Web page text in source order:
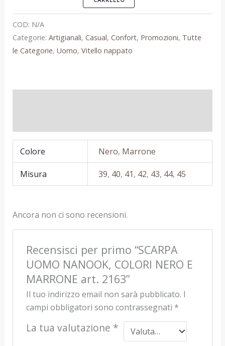
COD: N/A
Categorie: Artigianali, Casual, Confort, Promozioni, Tutte
le Categorie, Uomo, Vitello nappato
Colore Nero, Marrone
Misura 39, 40, 41, 42, 43, 44, 45
Ancora non ci sono recensioni.
Recensisci per primo “SCARPA
UOMO NANOOK, COLORI NERO E
MARRONE art. 2163”
Il tuo indirizzo email non sarà pubblicato. I
campi obbligatori sono contrassegnati *
La tua valutazione *